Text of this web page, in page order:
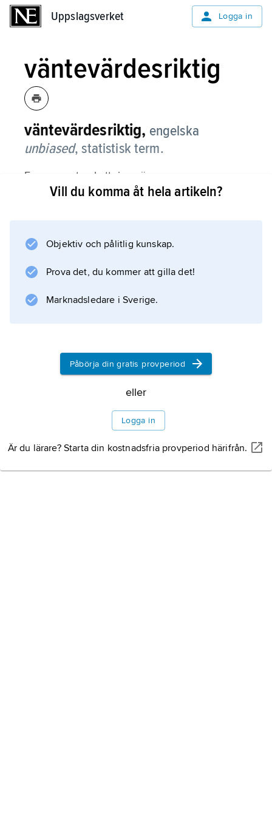
Uppslagsverket Logga in
väntevärdesriktig
väntevärdesriktig, engelska
unbiased,statistisk term.
En parameterskattning sägs vara
väntevärdesriktig om skattningsproceduren
skattningen ha det eftersträvade, okända
föreligger en bias. Nämnaren
–1 i stället för antalet
Vill du komma åt hela artikeln?
Objektiv och pålitlig kunskap.
Prova det, du kommer att gilla det!
Marknadsledare i Sverige.
Påbörja din gratis provperiod
eller
Logga in
Är du lärare? Starta din kostnadsfria provperiod härifrån.